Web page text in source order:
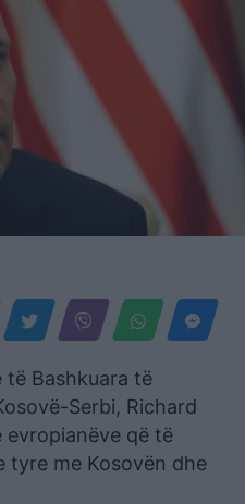
të Bashkuara të
Serbi, Richard
evropianëve që të
tyre me Kosovën dhe